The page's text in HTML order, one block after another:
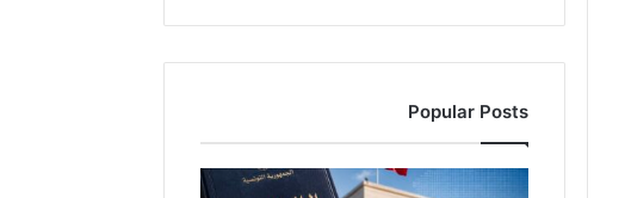
ن
د
ي
ا
Popular Posts